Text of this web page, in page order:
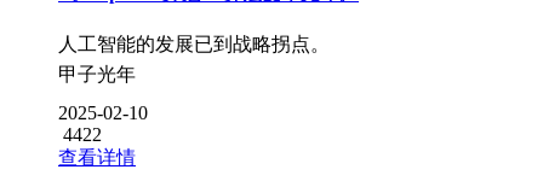
人工智能的发展已到战略拐点。
甲子光年
2025-02-10
4422
查看详情